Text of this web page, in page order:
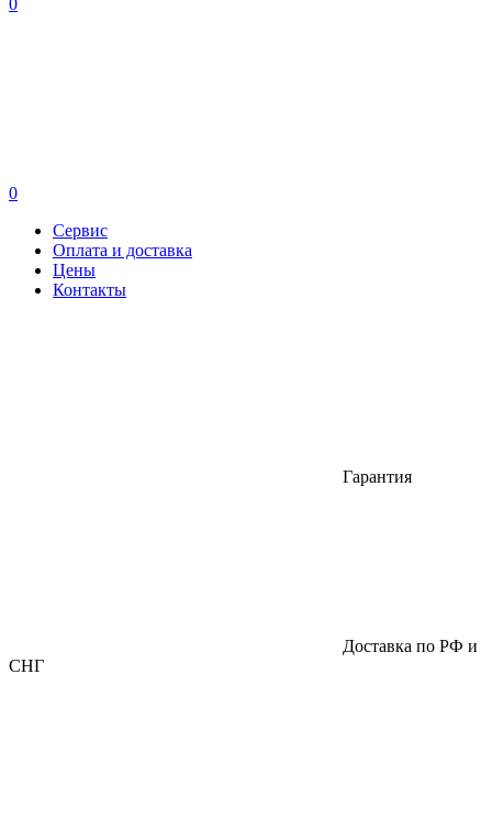
0
0
Сервис
Оплата и доставка
Цены
Контакты
Гарантия
Доставка по РФ и
СНГ